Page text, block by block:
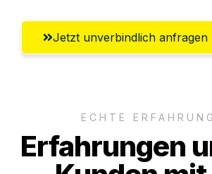
Jetzt unverbindlich anfragen
ECHTE
Erfahrungen